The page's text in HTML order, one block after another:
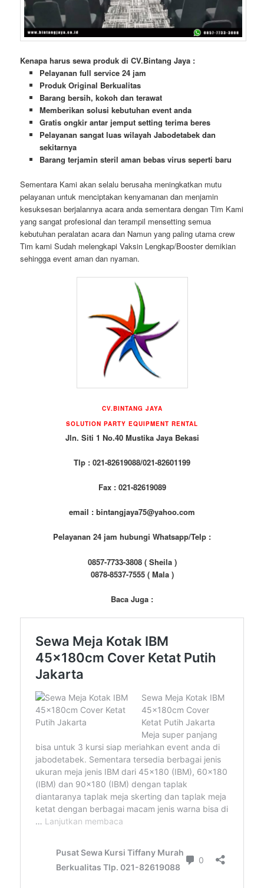
Kenapa harus sewa produk di CV.Bintang Jaya :
Pelayanan full service 24 jam
Produk Original Berkualitas
Barang bersih, kokoh dan terawat
Memberikan solusi kebutuhan event anda
Gratis ongkir antar jemput setting terima beres
Pelayanan sangat luas wilayah Jabodetabek dan
sekitarnya
Barang terjamin steril aman bebas virus seperti baru
Sementara Kami akan selalu berusaha meningkatkan mutu
pelayanan untuk menciptakan kenyamanan dan menjamin
kesuksesan berjalannya acara anda sementara dengan Tim Kami
yang sangat profesional dan terampil mensetting semua
kebutuhan peralatan acara dan Namun yang paling utama crew
Tim kami Sudah melengkapi Vaksin Lengkap/Booster demikian
sehingga event aman dan nyaman.
CV.BINTANG JAYA
SOLUTION PARTY EQUIPMENT RENTAL
Jln. Siti 1 No.40 Mustika Jaya Bekasi
Tlp : 021-82619088/021-82601199
Fax : 021-82619089
email : bintangjaya75@yahoo.com
Pelayanan 24 jam hubungi Whatsapp/Telp :
0857-7733-3808 ( Sheila )
0878-8537-7555 ( Mala )
Baca Juga :